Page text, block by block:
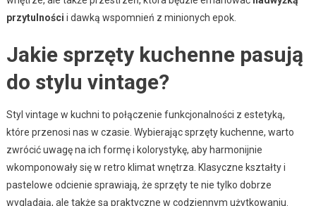
przytulności i dawką wspomnień z minionych epok.
Jakie sprzęty kuchenne pasują
do stylu vintage?
Styl vintage w kuchni to połączenie funkcjonalności z estetyką,
które przenosi nas w czasie. Wybierając sprzęty kuchenne, warto
zwrócić uwagę na ich formę i kolorystykę, aby harmonijnie
wkomponowały się w retro klimat wnętrza. Klasyczne kształty i
pastelowe odcienie sprawiają, że sprzęty te nie tylko dobrze
wyglądają, ale także są praktyczne w codziennym użytkowaniu.